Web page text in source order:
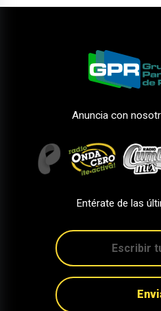
Anuncia con
Entérate de las